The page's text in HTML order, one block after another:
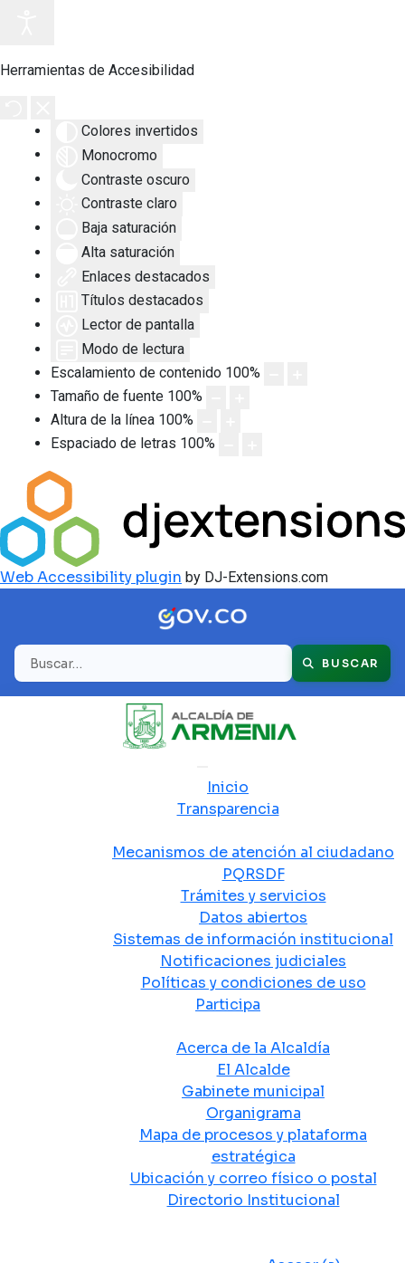
Herramientas de Accesibilidad
Colores invertidos
Monocromo
Contraste oscuro
Contraste claro
Baja saturación
Alta saturación
Enlaces destacados
Títulos destacados
Lector de pantalla
Modo de lectura
Escalamiento de contenido 100%
Tamaño de fuente 100%
Altura de la línea 100%
Espaciado de letras 100%
Web Accessibility plugin by DJ-Extensions.com
Buscar BUSCAR
Inicio
Transparencia
Mecanismos de atención al ciudadano
PQRSDF
Trámites y servicios
Datos abiertos
Sistemas de información institucional
Notificaciones judiciales
Políticas y condiciones de uso
Participa
Acerca de la Alcaldía
El Alcalde
Gabinete municipal
Organigrama
Mapa de procesos y plataforma
estratégica
Ubicación y correo físico o postal
Directorio Institucional